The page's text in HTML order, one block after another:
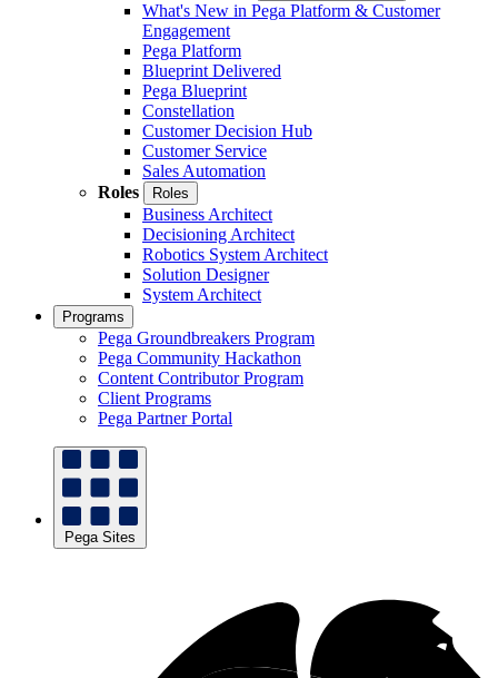
What's New in Pega Platform & Customer
Engagement
Pega Platform
Blueprint Delivered
Pega Blueprint
Constellation
Customer Decision Hub
Customer Service
Sales Automation
Roles
Roles
Business Architect
Decisioning Architect
Robotics System Architect
Solution Designer
System Architect
Programs
Pega Groundbreakers Program
Pega Community Hackathon
Content Contributor Program
Client Programs
Pega Partner Portal
Pega Sites